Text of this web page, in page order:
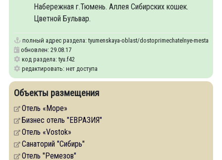
Набережная г.Тюмень. Аллея Сибирских кошек.
Цветной Бульвар.
полный адрес раздела:tyumenskaya-oblast/dostoprimechatelnye-mesta-v-
обновлен: 29.08.17
код раздела: tyu.f42
редактировать: нет доступа
Объекты размещения
Отель «Море»
Бизнес отель "ЕВРАЗИЯ"
Отель «Vostok»
Санаторий "Сибирь"
Отель "Ремезов"